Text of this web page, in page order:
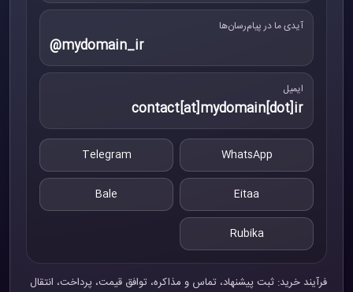
آیدی ما در پیام‌رسان‌ها
@mydomain_ir
ایمیل
contact[at]mydomain[dot]ir
WhatsApp
Telegram
Eitaa
Bale
Rubika
فرآیند خرید: ثبت پیشنهاد، تماس و مذاکره، توافق قیمت، پرداخت، انتقال